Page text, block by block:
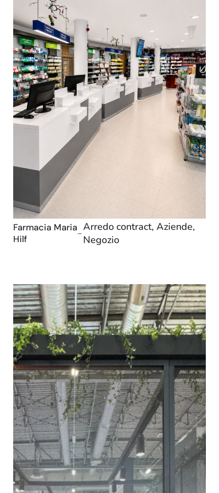
Residenziale
Arredo-contract
Farmacia Maria
Hilf
–Arredo contract, Aziende,
Negozio